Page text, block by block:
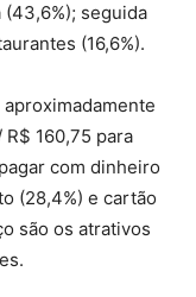
(43,6%); seguida
(16,6%).
160,75 para
com dinheiro
(28,4%) e cartão
são os atrativos